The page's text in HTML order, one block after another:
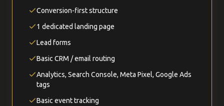
Conversion-first structure
1 dedicated landing page
Lead forms
Basic CRM / email routing
Analytics, Search Console, Meta Pixel, Google Ads
tags
Basic event tracking